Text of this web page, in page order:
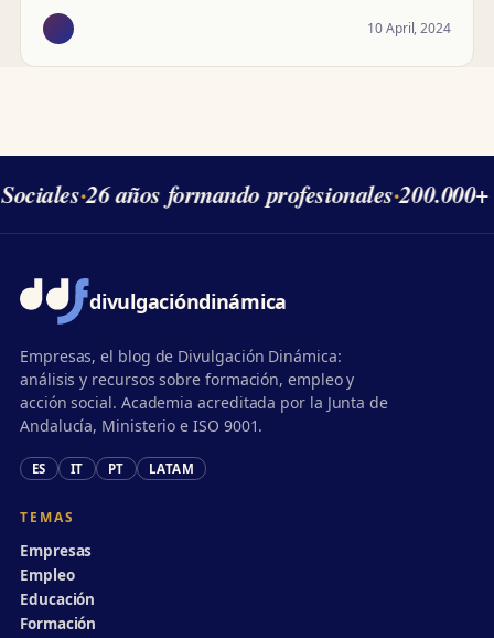
10 April, 2024
·26 años formando profesionales·200.000+
divulgacióndinámica
Empresas, el blog de Divulgación Dinámica:
análisis y recursos sobre formación, empleo y
acción social. Academia acreditada por la Junta de
Andalucía, Ministerio e ISO 9001.
ES IT PT LATAM
TEMAS
Empresas
Empleo
Educación
Formación